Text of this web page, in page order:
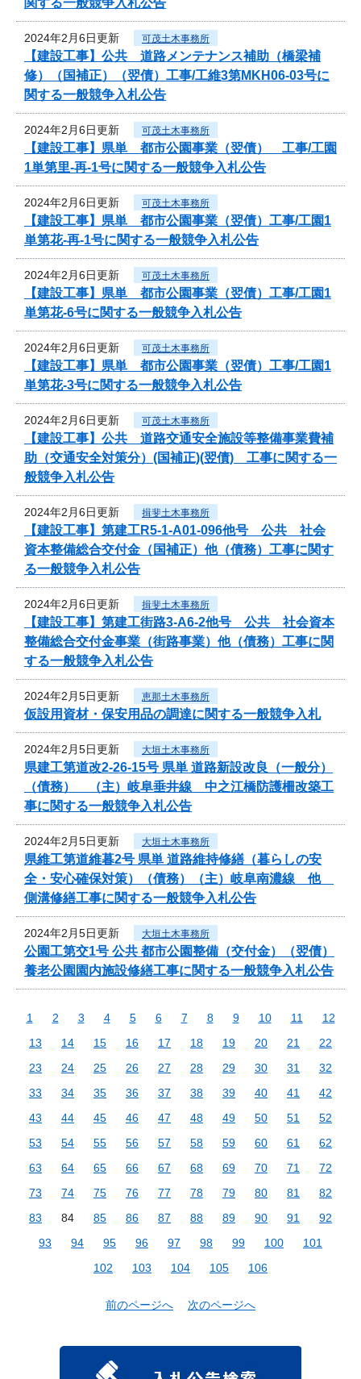
2024年2月6日更新 可茂土木事務所
【建設工事】公共 道路メンテナンス補助（橋梁補
修）（国補正）（翌債）工事/工維3第MKH06-03号に
関する一般競争入札公告
2024年2月6日更新 可茂土木事務所
【建設工事】県単 都市公園事業（翌債） 工事/工園
1単第里-再-1号に関する一般競争入札公告
2024年2月6日更新 可茂土木事務所
【建設工事】県単 都市公園事業（翌債）工事/工園1
単第花-再-1号に関する一般競争入札公告
2024年2月6日更新 可茂土木事務所
【建設工事】県単 都市公園事業（翌債）工事/工園1
単第花-6号に関する一般競争入札公告
2024年2月6日更新 可茂土木事務所
【建設工事】県単 都市公園事業（翌債）工事/工園1
単第花-3号に関する一般競争入札公告
2024年2月6日更新 可茂土木事務所
【建設工事】公共 道路交通安全施設等整備事業費補
助（交通安全対策分）(国補正)(翌債) 工事に関する一
般競争入札公告
2024年2月6日更新 揖斐土木事務所
【建設工事】第建工R5-1-A01-096他号 公共 社会
資本整備総合交付金（国補正）他（債務）工事に関す
る一般競争入札公告
2024年2月6日更新 揖斐土木事務所
【建設工事】第建工街路3-A6-2他号 公共 社会資本
整備総合交付金事業（街路事業）他（債務）工事に関
する一般競争入札公告
2024年2月5日更新 恵那土木事務所
仮設用資材・保安用品の調達に関する一般競争入札
2024年2月5日更新 大垣土木事務所
県建工第道改2-26-15号 県単 道路新設改良（一般分）
（債務） （主）岐阜垂井線 中之江橋防護柵改築工
事に関する一般競争入札公告
2024年2月5日更新 大垣土木事務所
県維工第道維暮2号 県単 道路維持修繕（暮らしの安
全・安心確保対策）（債務）（主）岐阜南濃線 他
側溝修繕工事に関する一般競争入札公告
2024年2月5日更新 大垣土木事務所
公園工第交1号 公共 都市公園整備（交付金）（翌債）
養老公園園内施設修繕工事に関する一般競争入札公告
1 2 3 4 5 6 7 8 9 10 11
12
13
14 15 16 17 18 19 20 21
22
23
24 25 26 27 28 29 30 31
32
33
34 35 36 37 38 39 40 41
42
43
44 45 46 47 48 49 50 51
52
53
54 55 56 57 58 59 60 61
62
63
64 65 66 67 68 69 70 71
72
73
74 75 76 77 78 79 80 81
82
83
84 85 86 87 88 89 90 91
92
93
94 95 96 97 98 99 100
101
102
103 104 105 106
前のページへ 次のページへ